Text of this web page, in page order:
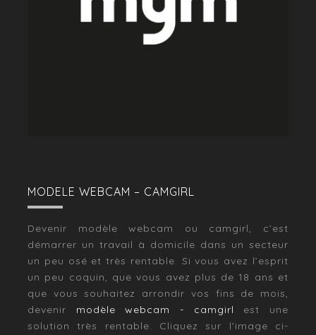
MODELE WEBCAM – CAMGIRL
Devenir modèle webcam ou camgirl, c’est
démarrer un travail à domicile dans un secteur
un peu osé et très rentable. Si vous avez l’esprit
un peu coquin, que vous avez plus de 18 ans et
que vous souhaitez arrondir vos fins de mois,
devenir modèle webcam - camgirl est une
solution très rentable. Cliquez sur l'image ci-